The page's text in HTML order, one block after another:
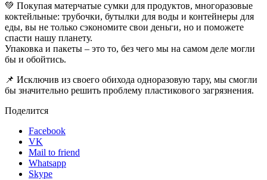
💚 Покупая матерчатые сумки для продуктов, многоразовые
коктейльные: трубочки, бутылки для воды и контейнеры для
еды, вы не только сэкономите свои деньги, но и поможете
спасти нашу планету.
Упаковка и пакеты – это то, без чего мы на самом деле могли
бы и обойтись.
📌 Исключив из своего обихода одноразовую тару, мы смогли
бы значительно решить проблему пластикового загрязнения.
Поделится
Facebook
VK
Mail to friend
Whatsapp
Skype